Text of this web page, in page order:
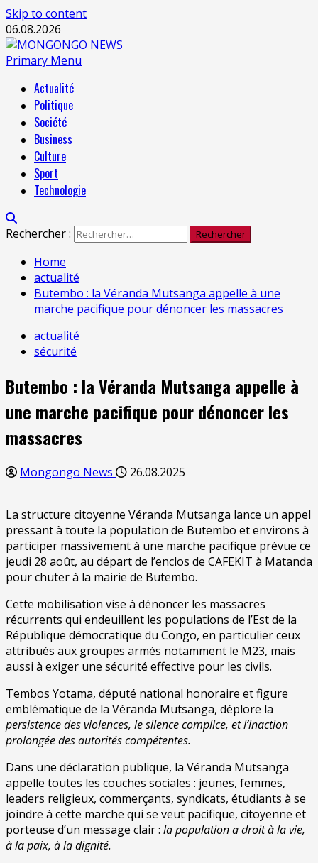
Skip to content
06.08.2026
Primary Menu
Actualité
Politique
Société
Business
Culture
Sport
Technologie
Rechercher :
Home
actualité
Butembo : la Véranda Mutsanga appelle à une
marche pacifique pour dénoncer les massacres
actualité
sécurité
Butembo : la Véranda Mutsanga appelle à
une marche pacifique pour dénoncer les
massacres
Mongongo News 26.08.2025
La structure citoyenne Véranda Mutsanga lance un appel
pressant à toute la population de Butembo et environs à
participer massivement à une marche pacifique prévue ce
jeudi 28 août, au départ de l’enclos de CAFEKIT à Matanda
pour chuter à la mairie de Butembo.
Cette mobilisation vise à dénoncer les massacres
récurrents qui endeuillent les populations de l’Est de la
République démocratique du Congo, en particulier ceux
attribués aux groupes armés notamment le M23, mais
aussi à exiger une sécurité effective pour les civils.
Tembos Yotama, député national honoraire et figure
emblématique de la Véranda Mutsanga, déplore la
persistence des violences, le silence complice, et l’inaction
prolongée des autorités compétentes.
Dans une déclaration publique, la Véranda Mutsanga
appelle toutes les couches sociales : jeunes, femmes,
leaders religieux, commerçants, syndicats, étudiants à se
joindre à cette marche qui se veut pacifique, citoyenne et
porteuse d’un message clair : la population a droit à la vie,
à la paix, à la dignité.